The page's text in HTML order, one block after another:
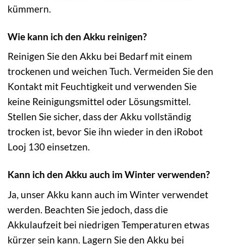
kümmern.
Wie kann ich den Akku reinigen?
Reinigen Sie den Akku bei Bedarf mit einem
trockenen und weichen Tuch. Vermeiden Sie den
Kontakt mit Feuchtigkeit und verwenden Sie
keine Reinigungsmittel oder Lösungsmittel.
Stellen Sie sicher, dass der Akku vollständig
trocken ist, bevor Sie ihn wieder in den iRobot
Looj 130 einsetzen.
Kann ich den Akku auch im Winter verwenden?
Ja, unser Akku kann auch im Winter verwendet
werden. Beachten Sie jedoch, dass die
Akkulaufzeit bei niedrigen Temperaturen etwas
kürzer sein kann. Lagern Sie den Akku bei